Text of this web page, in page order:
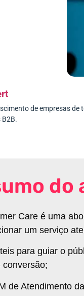
de empresas
do
Care é uma
um serviço
para guiar o
conversão;
de Atendimento